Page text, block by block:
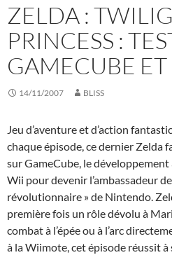
ZELDA :
PRINCESS :
GAMECUBE
14/11/2007 BLISS
Jeu d’aventure et d’action
chaque épisode, ce dernier Zelda
sur GameCube, le
Wii pour devenir l’ambassadeur
révolutionnaire » de Nintendo.
première fois un rôle dévolu à
combat à l’épée ou à l’arc
à la Wiimote, cet épisode réussit